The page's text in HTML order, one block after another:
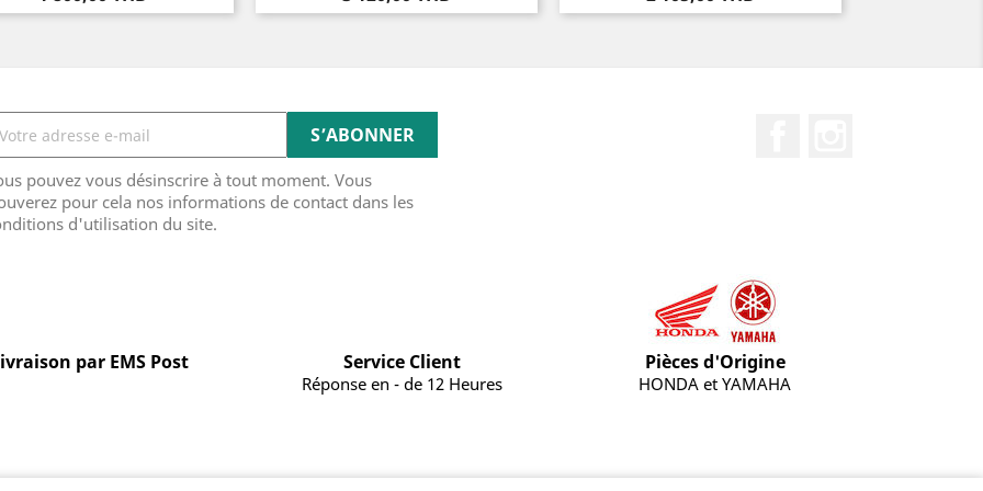
pouvez vous désinscrire à tout moment. Vous
pour cela nos informations de contact dans les
d'utilisation du site.
par EMS Post Service Client
Réponse en - de 12 Heures
Pièces d'Origine
HONDA et YAMAHA